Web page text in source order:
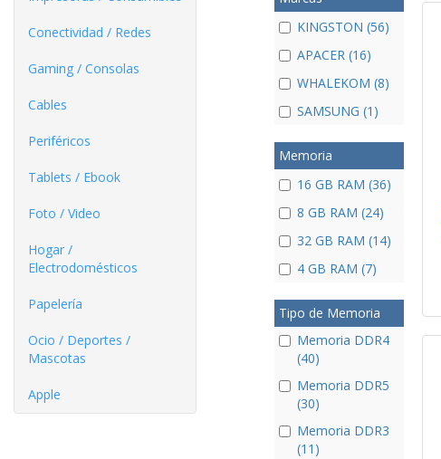
Conectividad / Redes
Gaming / Consolas
Cables
Periféricos
Tablets / Ebook
Foto / Video
Hogar /
Electrodomésticos
Papelería
Ocio / Deportes /
Mascotas
Apple
KINGSTON (56)
APACER (16)
WHALEKOM (8)
SAMSUNG (1)
Memoria
16 GB RAM (36)
8 GB RAM (24)
32 GB RAM (14)
4 GB RAM (7)
Tipo de Memoria
Memoria DDR4
(40)
Memoria DDR5
(30)
Memoria DDR3
(11)